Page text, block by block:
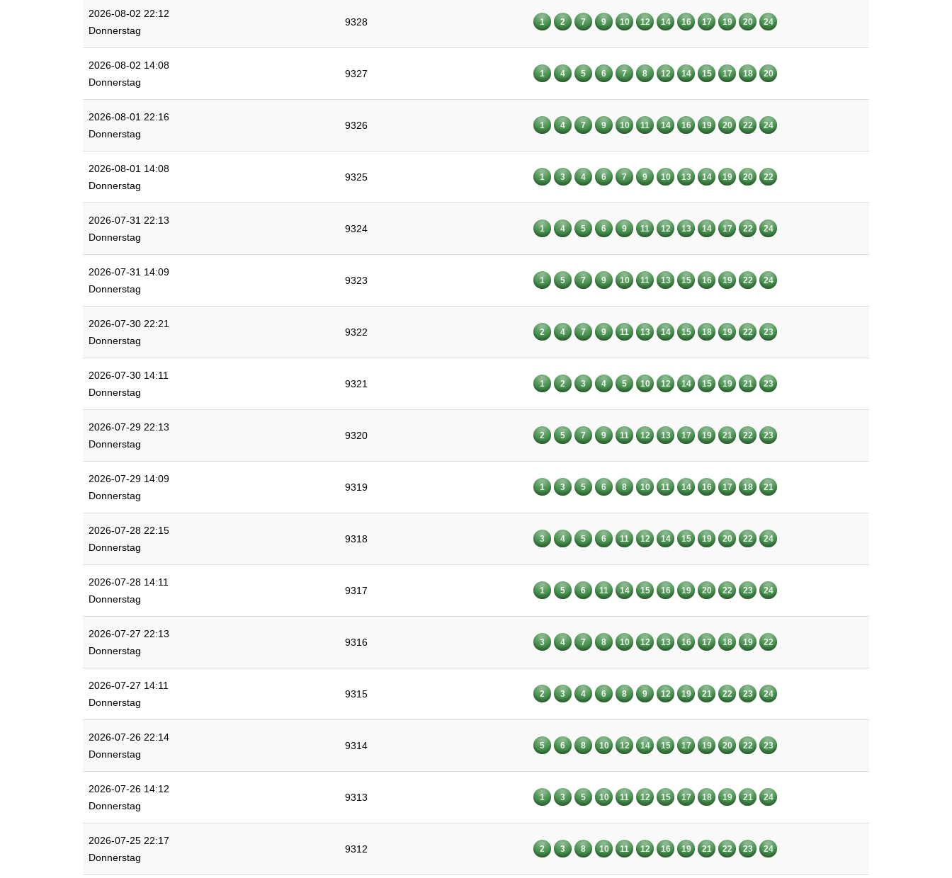
2026-08-02 22:12
Donnerstag
9328 1 2 7 9 10 12 14 16 17 19 20 24
2026-08-02 14:08
Donnerstag
9327 1 4 5 6 7 8 12 14 15 17 18 20
2026-08-01 22:16
Donnerstag
9326 1 4 7 9 10 11 14 16 19 20 22 24
2026-08-01 14:08
Donnerstag
9325 1 3 4 6 7 9 10 13 14 19 20 22
2026-07-31 22:13
Donnerstag
9324 1 4 5 6 9 11 12 13 14 17 22 24
2026-07-31 14:09
Donnerstag
9323 1 5 7 9 10 11 13 15 16 19 22 24
2026-07-30 22:21
Donnerstag
9322 2 4 7 9 11 13 14 15 18 19 22 23
2026-07-30 14:11
Donnerstag
9321 1 2 3 4 5 10 12 14 15 19 21 23
2026-07-29 22:13
Donnerstag
9320 2 5 7 9 11 12 13 17 19 21 22 23
2026-07-29 14:09
Donnerstag
9319 1 3 5 6 8 10 11 14 16 17 18 21
2026-07-28 22:15
Donnerstag
9318 3 4 5 6 11 12 14 15 19 20 22 24
2026-07-28 14:11
Donnerstag
9317 1 5 6 11 14 15 16 19 20 22 23 24
2026-07-27 22:13
Donnerstag
9316 3 4 7 8 10 12 13 16 17 18 19 22
2026-07-27 14:11
Donnerstag
9315 2 3 4 6 8 9 12 19 21 22 23 24
2026-07-26 22:14
Donnerstag
9314 5 6 8 10 12 14 15 17 19 20 22 23
2026-07-26 14:12
Donnerstag
9313 1 3 5 10 11 12 15 17 18 19 21 24
2026-07-25 22:17
Donnerstag
9312 2 3 8 10 11 12 16 19 21 22 23 24